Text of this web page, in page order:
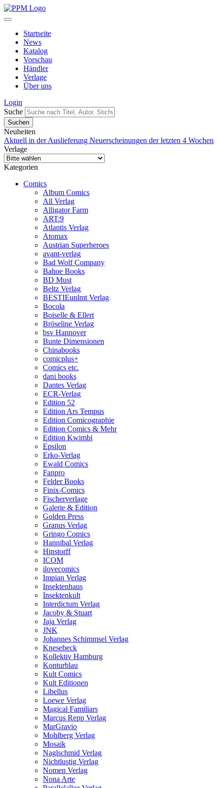
Startseite
News
Katalog
Vorschau
Händler
Verlage
Über uns
Login
Suche
Neuheiten
Aktuell in der Auslieferung Neuerscheinungen der letzten 4 Wochen
Verlage
Kategorien
Comics
Album Comics
All Verlag
Alligator Farm
ART:9
Atlantis Verlag
Atomax
Austrian Superheroes
avant-verlag
Bad Wolf Company
Bahoe Books
BD Must
Beltz Verlag
BESTIEunlmt Verlag
Bocola
Boiselle & Ellert
Bröseline Verlag
bsv Hannover
Bunte Dimensionen
Chinabooks
comicplus+
Comics etc.
dani books
Dantes Verlag
ECR-Verlag
Edition 52
Edition Ars Tempus
Edition Comicographie
Edition Comics & Mehr
Edition Kwimbi
Epsilon
Erko-Verlag
Ewald Comics
Fanpro
Felder Books
Finix-Comics
Fischerverlage
Galerie & Edition
Golden Press
Granus Verlag
Gringo Comics
Hannibal Verlag
Hinstorff
ICOM
ilovecomics
Impian Verlag
Insektenhaus
Insektenkult
Interdictum Verlag
Jacoby & Stuart
Jaja Verlag
JNK
Johannes Schimmsel Verlag
Knesebeck
Kollektiv Hamburg
Konturblau
Kult Comics
Kult Editionen
Libellus
Loewe Verlag
Magical Familiars
Marcus Repp Verlag
MarGravio
Mohlberg Verlag
Mosaik
Naglschmid Verlag
Nichtlustig Verlag
Nomen Verlag
Nona Arte